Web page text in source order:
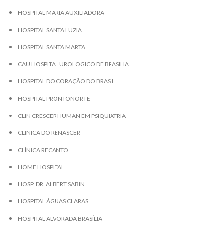
HOSPITAL MARIA AUXILIADORA
HOSPITAL SANTA LUZIA
HOSPITAL SANTA MARTA
CAU HOSPITAL UROLOGICO DE BRASILIA
HOSPITAL DO CORAÇÃO DO BRASIL
HOSPITAL PRONTONORTE
CLIN CRESCER HUMAN EM PSIQUIATRIA
CLINICA DO RENASCER
CLÍNICA RECANTO
HOME HOSPITAL
HOSP. DR. ALBERT SABIN
HOSPITAL ÁGUAS CLARAS
HOSPITAL ALVORADA BRASÍLIA